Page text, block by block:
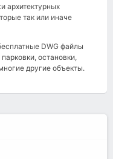
архитектурных
так или иначе
DWG файлы
остановки,
другие объекты.